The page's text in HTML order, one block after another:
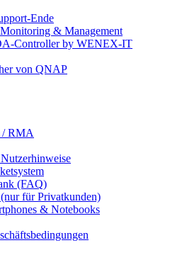
Ende
& Management
Controller by WENEX-IT
von QNAP
/ RMA
(FAQ)
für Privatkunden)
& Notebooks